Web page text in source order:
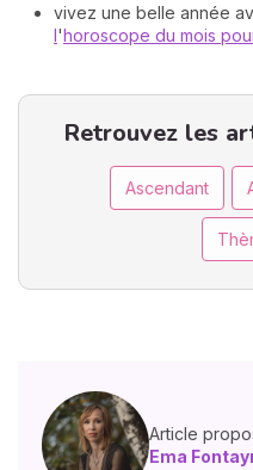
vivez une belle année
l'horoscope du mois
Retrouvez les
Ascendant
Article
Ema